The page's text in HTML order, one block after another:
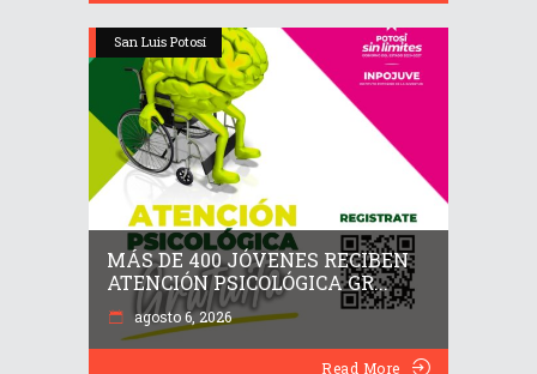
San Luis Potosí
MÁS DE 400 JÓVENES RECIBEN
ATENCIÓN PSICOLÓGICA GR...
agosto 6, 2026
Read More